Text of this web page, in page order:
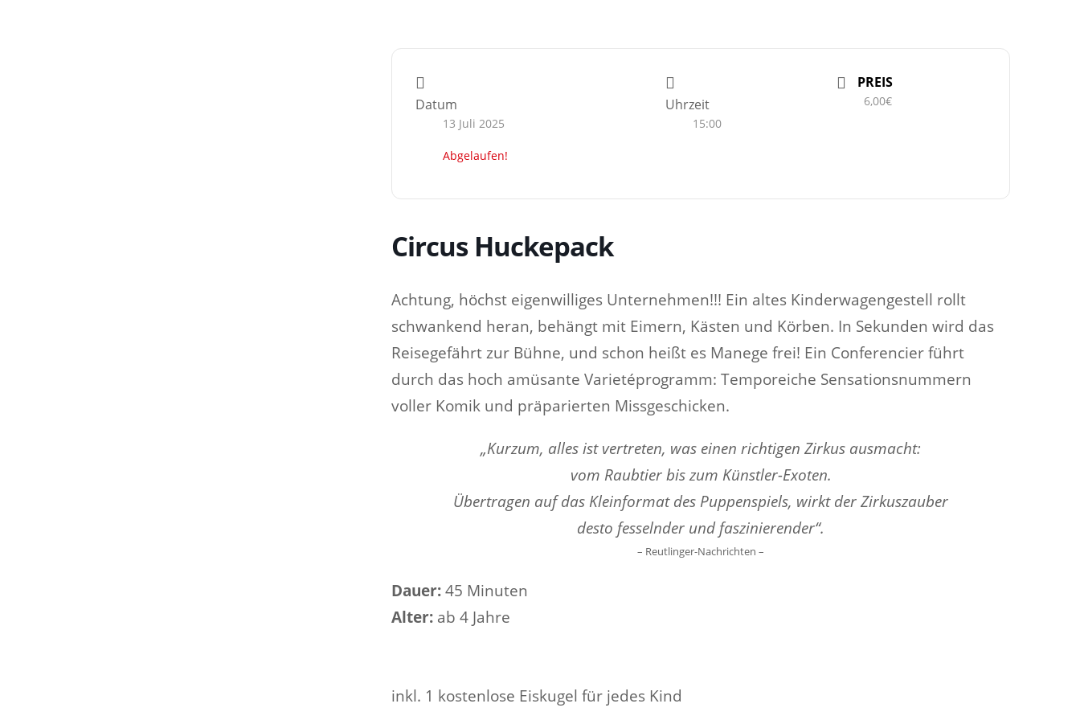
Datum
13 Juli 2025
Abgelaufen!
Uhrzeit
15:00
PREIS
6,00€
Circus Huckepack
Achtung, höchst eigenwilliges Unternehmen!!! Ein altes Kinderwagengestell rollt
schwankend heran, behängt mit Eimern, Kästen und Körben. In Sekunden wird das
Reisegefährt zur Bühne, und schon heißt es Manege frei! Ein Conferencier führt
durch das hoch amüsante Varietéprogramm: Temporeiche Sensationsnummern
voller Komik und präparierten Missgeschicken.
„Kurzum, alles ist vertreten, was einen richtigen Zirkus ausmacht:
vom Raubtier bis zum Künstler-Exoten.
Übertragen auf das Kleinformat des Puppenspiels, wirkt der Zirkuszauber
desto fesselnder und faszinierender“.
– Reutlinger-Nachrichten –
Dauer: 45 Minuten
Alter: ab 4 Jahre
inkl. 1 kostenlose Eiskugel für jedes Kind